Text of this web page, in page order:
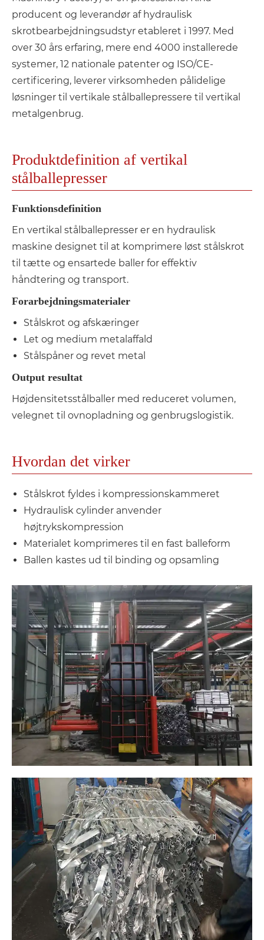
producent og leverandør af hydraulisk
skrotbearbejdningsudstyr etableret i 1997. Med
over 30 års erfaring, mere end 4000 installerede
systemer, 12 nationale patenter og ISO/CE-
certificering, leverer virksomheden pålidelige
løsninger til vertikale stålballepressere til vertikal
metalgenbrug.
Produktdefinition af vertikal
stålballepresser
Funktionsdefinition
En vertikal stålballepresser er en hydraulisk
maskine designet til at komprimere løst stålskrot
til tætte og ensartede baller for effektiv
håndtering og transport.
Forarbejdningsmaterialer
Stålskrot og afskæringer
Let og medium metalaffald
Stålspåner og revet metal
Output resultat
Højdensitetsstålballer med reduceret volumen,
velegnet til ovnopladning og genbrugslogistik.
Hvordan det virker
Stålskrot fyldes i kompressionskammeret
Hydraulisk cylinder anvender
højtrykskompression
Materialet komprimeres til en fast balleform
Ballen kastes ud til binding og opsamling